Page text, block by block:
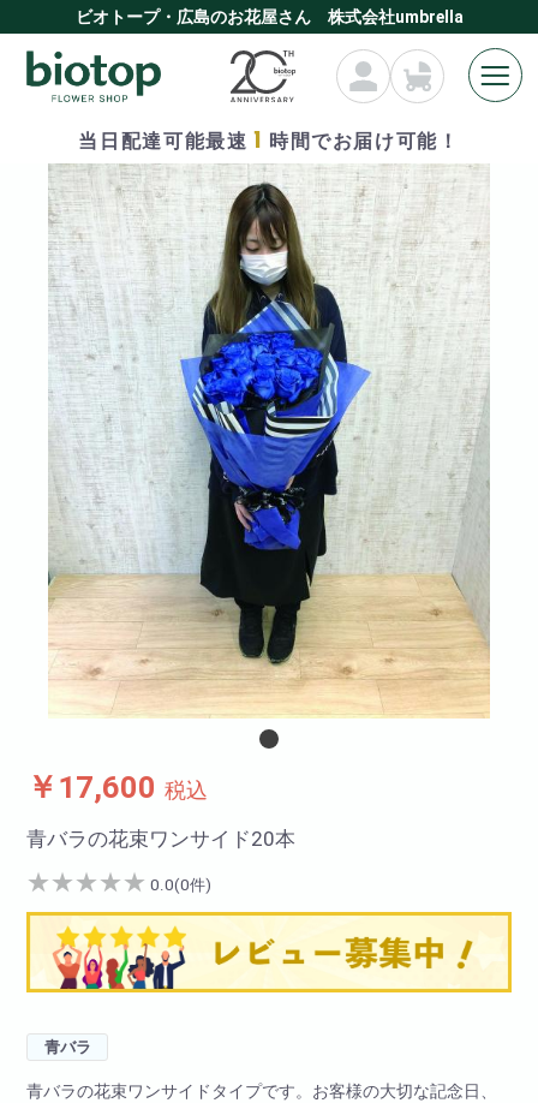
ビオトープ・広島のお花屋さん 株式会社umbrella
当日配達可能最速 1 時間でお届け可能！
￥17,600 税込
青バラの花束ワンサイド20本
★★★★★ 0.0(0件)
青バラ
青バラの花束ワンサイドタイプです。お客様の大切な記念日、